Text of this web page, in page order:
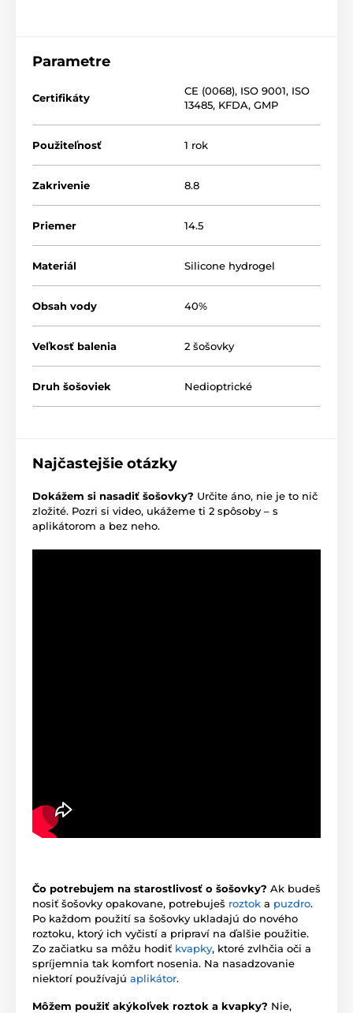
Parametre
Certifikáty
CE (0068), ISO 9001, ISO
13485, KFDA, GMP
Použiteľnosť 1 rok
Zakrivenie 8.8
Priemer 14.5
Materiál Silicone hydrogel
Obsah vody 40%
Veľkosť balenia 2 šošovky
Druh šošoviek Nedioptrické
Najčastejšie otázky
Dokážem si nasadiť šošovky? Určite áno, nie je to nič
zložité. Pozri si video, ukážeme ti 2 spôsoby – s
aplikátorom a bez neho.
Čo potrebujem na starostlivosť o šošovky? Ak budeš
nosiť šošovky opakovane, potrebuješ roztok a puzdro.
Po každom použití sa šošovky ukladajú do nového
roztoku, ktorý ich vyčistí a pripraví na ďalšie použitie.
Zo začiatku sa môžu hodiť kvapky, ktoré zvlhčia oči a
spríjemnia tak komfort nosenia. Na nasadzovanie
niektorí používajú aplikátor.
Môžem použiť akýkoľvek roztok a kvapky? Nie,